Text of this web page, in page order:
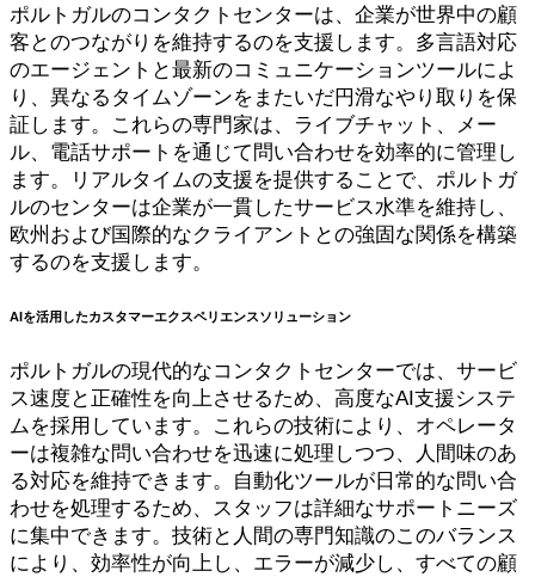
ポルトガルのコンタクトセンターは、企業が世界中の顧
客とのつながりを維持するのを支援します。多言語対応
のエージェントと最新のコミュニケーションツールによ
り、異なるタイムゾーンをまたいだ円滑なやり取りを保
証します。これらの専門家は、ライブチャット、メー
ル、電話サポートを通じて問い合わせを効率的に管理し
ます。リアルタイムの支援を提供することで、ポルトガ
ルのセンターは企業が一貫したサービス水準を維持し、
欧州および国際的なクライアントとの強固な関係を構築
するのを支援します。
AIを活用したカスタマーエクスペリエンスソリューション
ポルトガルの現代的なコンタクトセンターでは、サービ
ス速度と正確性を向上させるため、高度なAI支援システ
ムを採用しています。これらの技術により、オペレータ
ーは複雑な問い合わせを迅速に処理しつつ、人間味のあ
る対応を維持できます。自動化ツールが日常的な問い合
わせを処理するため、スタッフは詳細なサポートニーズ
に集中できます。技術と人間の専門知識のこのバランス
により、効率性が向上し、エラーが減少し、すべての顧